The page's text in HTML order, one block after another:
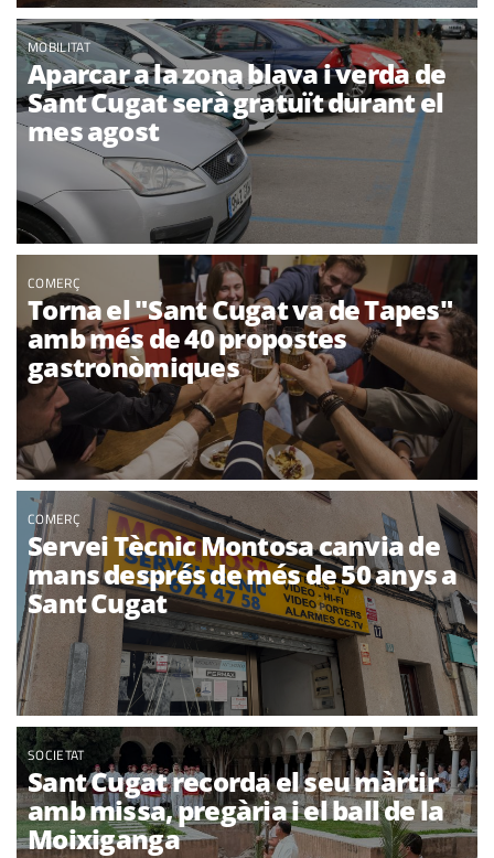
MOBILITAT
Aparcar a la zona blava i verda de
Sant Cugat serà gratuït durant el
mes agost
COMERÇ
Torna el "Sant Cugat va de Tapes"
amb més de 40 propostes
gastronòmiques
COMERÇ
Servei Tècnic Montosa canvia de
mans després de més de 50 anys a
Sant Cugat
SOCIETAT
Sant Cugat recorda el seu màrtir
amb missa, pregària i el ball de la
Moixiganga